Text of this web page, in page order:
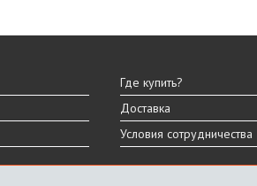
Где купить?
Доставка
Условия сотрудничества